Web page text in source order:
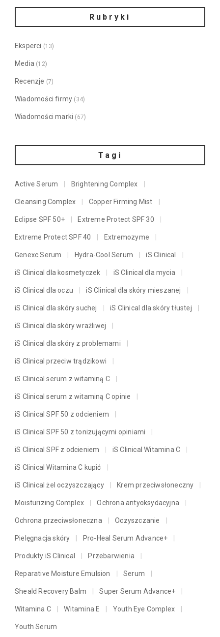
Rubryki
Eksperci (13)
Media (12)
Recenzje (7)
Wiadomości firmy (34)
Wiadomości marki (67)
Tagi
Active Serum Brightening Complex
Cleansing Complex Copper Firming Mist
Eclipse SPF 50+ Extreme Protect SPF 30
Extreme Protect SPF 40 Extremozyme
Genexc Serum Hydra-Cool Serum iS Clinical
iS Clinical dla kosmetyczek iS Clinical dla mycia
iS Clinical dla oczu iS Clinical dla skóry mieszanej
iS Clinical dla skóry suchej iS Clinical dla skóry tłustej
iS Clinical dla skóry wrażliwej
iS Clinical dla skóry z problemami
iS Clinical przeciw trądzikowi
iS Clinical serum z witaminą C
iS Clinical serum z witaminą C opinie
iS Clinical SPF 50 z odcieniem
iS Clinical SPF 50 z tonizującymi opiniami
iS Clinical SPF z odcieniem iS Clinical Witamina C
iS Clinical Witamina C kupić
iS Clinical żel oczyszczający Krem przeciwsłoneczny
Moisturizing Complex Ochrona antyoksydacyjna
Ochrona przeciwsłoneczna Oczyszczanie
Pielęgnacja skóry Pro-Heal Serum Advance+
Produkty iS Clinical Przebarwienia
Reparative Moisture Emulsion Serum
Sheald Recovery Balm Super Serum Advance+
Witamina C Witamina E Youth Eye Complex
Youth Serum